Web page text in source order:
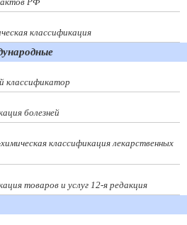
классификация
классификатор
болезней
классификация лекарственных
товаров и услуг 12-я редакция